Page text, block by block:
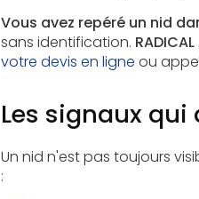
Vous avez repéré un nid
sans identification.
votre devis en ligne ou
Les signaux
Un nid n'est pas toujours
: